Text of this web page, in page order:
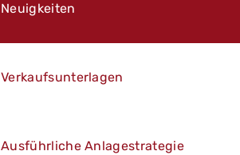
Neuigkeiten
Verkaufsunterlagen
Ausführliche Anlagestrategie